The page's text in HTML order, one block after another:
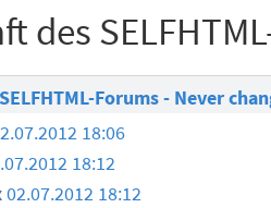
des
Forums - Never
18:06
18:12
02.07.2012 18:12